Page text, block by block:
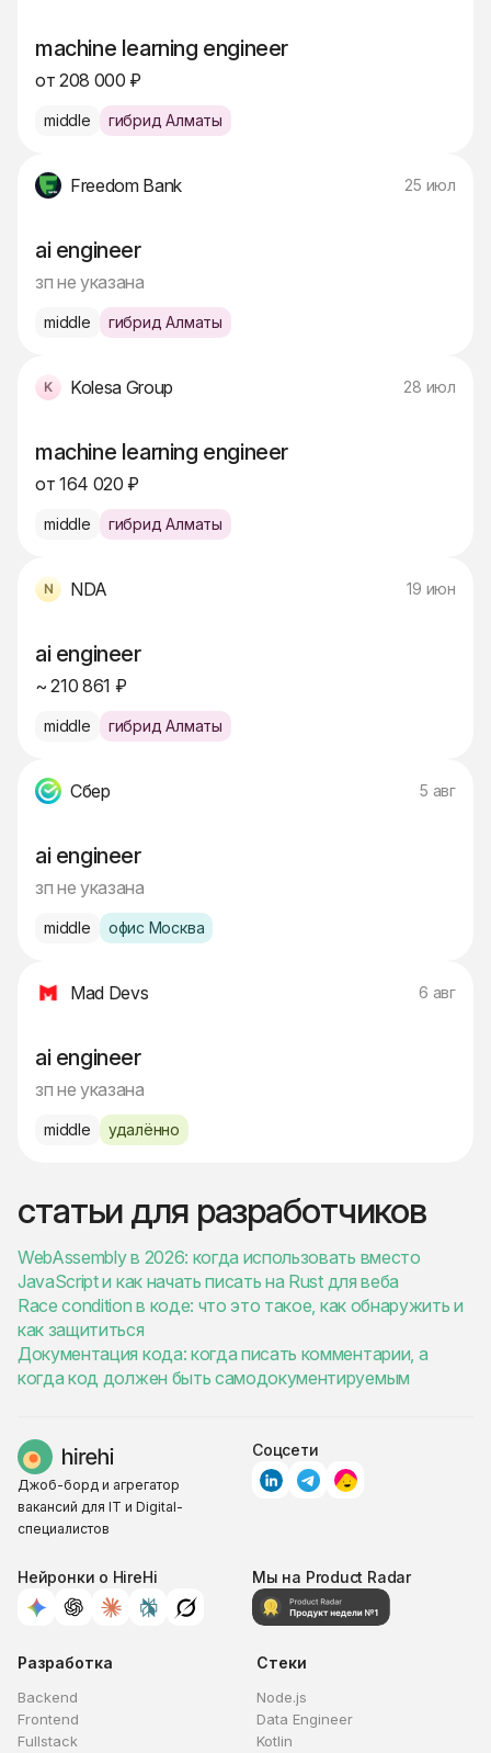
machine learning engineer
от 208 000 ₽
middle гибрид Алматы
Freedom Bank 25 июл
ai engineer
зп не указана
middle гибрид Алматы
Kolesa Group 28 июл
machine learning engineer
от 164 020 ₽
middle гибрид Алматы
NDA 19 июн
ai engineer
~ 210 861 ₽
middle гибрид Алматы
Сбер 5 авг
ai engineer
зп не указана
middle офис Москва
Mad Devs 6 авг
ai engineer
зп не указана
middle удалённо
статьи для разработчиков
WebAssembly в 2026: когда использовать вместо
JavaScript и как начать писать на Rust для веба
Race condition в коде: что это такое, как обнаружить и
как защититься
Документация кода: когда писать комментарии, а
когда код должен быть самодокументируемым
Джоб-борд и агрегатор
вакансий для IT и Digital-
специалистов
Соцсети
Нейронки о HireHi Мы на Product Radar
Разработка
Backend
Frontend
Fullstack
Стеки
Node.js
Data Engineer
Kotlin